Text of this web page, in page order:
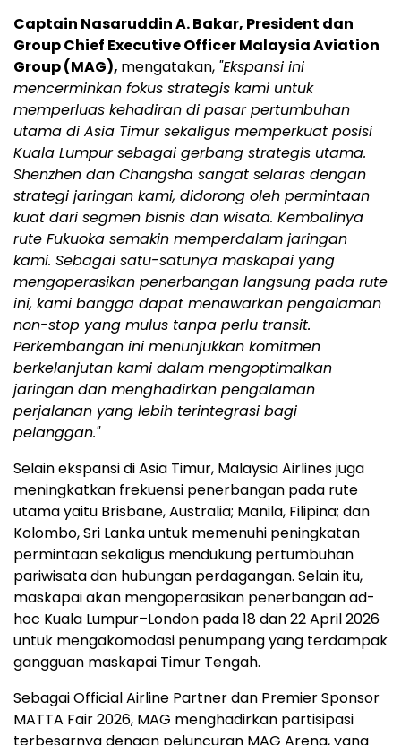
Captain Nasaruddin A. Bakar, President dan
Group Chief Executive Officer Malaysia Aviation
Group (MAG), mengatakan, "Ekspansi ini
mencerminkan fokus strategis kami untuk
memperluas kehadiran di pasar pertumbuhan
utama di Asia Timur sekaligus memperkuat posisi
Kuala Lumpur sebagai gerbang strategis utama.
Shenzhen dan Changsha sangat selaras dengan
strategi jaringan kami, didorong oleh permintaan
kuat dari segmen bisnis dan wisata. Kembalinya
rute Fukuoka semakin memperdalam jaringan
kami. Sebagai satu-satunya maskapai yang
mengoperasikan penerbangan langsung pada rute
ini, kami bangga dapat menawarkan pengalaman
non-stop yang mulus tanpa perlu transit.
Perkembangan ini menunjukkan komitmen
berkelanjutan kami dalam mengoptimalkan
jaringan dan menghadirkan pengalaman
perjalanan yang lebih terintegrasi bagi
pelanggan."
Selain ekspansi di Asia Timur, Malaysia Airlines juga
meningkatkan frekuensi penerbangan pada rute
utama yaitu Brisbane, Australia; Manila, Filipina; dan
Kolombo, Sri Lanka untuk memenuhi peningkatan
permintaan sekaligus mendukung pertumbuhan
pariwisata dan hubungan perdagangan. Selain itu,
maskapai akan mengoperasikan penerbangan ad-
hoc Kuala Lumpur–London pada 18 dan 22 April 2026
untuk mengakomodasi penumpang yang terdampak
gangguan maskapai Timur Tengah.
Sebagai Official Airline Partner dan Premier Sponsor
MATTA Fair 2026, MAG menghadirkan partisipasi